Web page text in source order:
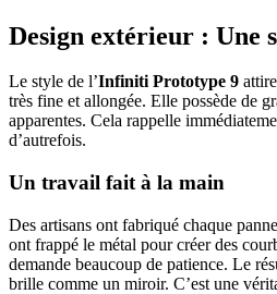
Design extérieur : Une
Le style de l’Infiniti Prototype 9
très fine et allongée. Elle possède de
apparentes. Cela rappelle
d’autrefois.
Un travail fait à la main
Des artisans ont fabriqué chaque
ont frappé le métal pour créer des
demande beaucoup de patience. Le
brille comme un miroir. C’est une